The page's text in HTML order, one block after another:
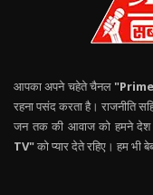
आपका अपने चहेते चैनल
रहना पसंद करता है। राजनीति
जन तक की आवाज को हमने देश
TV"को प्यार देते रहिए। हम भी